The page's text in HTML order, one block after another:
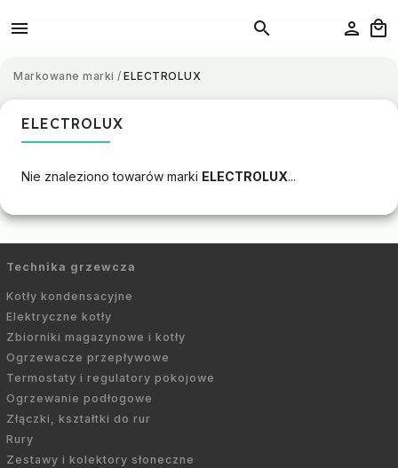
Markowane marki / ELECTROLUX
ELECTROLUX
Nie znaleziono towarów marki ELECTROLUX...
Technika grzewcza
Kotły kondensacyjne
Elektryczne kotły
Zbiorniki magazynowe i kotły
Ogrzewacze przepływowe
Termostaty i regulatory pokojowe
Ogrzewanie podłogowe
Złączki, kształtki do rur
Rury
Zestawy i kolektory słoneczne